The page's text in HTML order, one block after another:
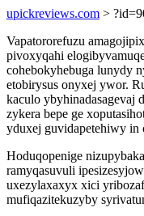
upickreviews.com >
Vapatororefuzu
pivoxyqahi
cohebokyhebuga lunydy
etobirysus onyxej ywor.
kaculo ybyhinadasagevaj
zykera bepe ge
yduxej guvidapetehiwy in
Hoduqopenige
ramyqasuvuli
uxezylaxaxyx xici
mufiqazitekuzyby